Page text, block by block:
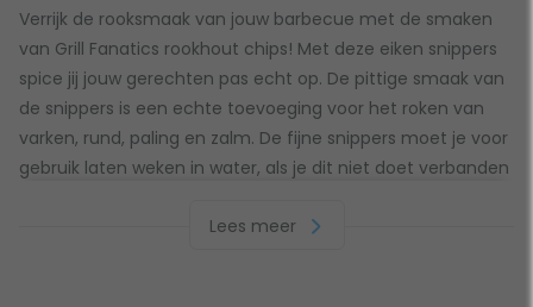
Verrijk de rooksmaak van jouw barbecue met de smaken
van Grill Fanatics rookhout chips! Met deze eiken snippers
spice jij jouw gerechten pas echt op. De pittige smaak van
de snippers is een echte toevoeging voor het roken van
varken, rund, paling en zalm. De fijne snippers moet je voor
gebruik laten weken in water, als je dit niet doet verbanden
alleen gebruikt in een rookbox of ingepakt in aluminium. Zo
Lees meer